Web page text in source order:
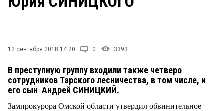
12 сентября 2018 14:20 0 3393
В преступную группу входили также четверо
сотрудников Тарского лесничества, в том числе, и
его сын Андрей СИНИЦКИЙ.
Зампрокурора Омской области утвердил обвинительное